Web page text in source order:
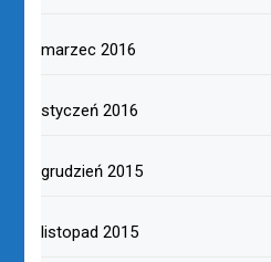
marzec 2016
styczeń 2016
grudzień 2015
listopad 2015